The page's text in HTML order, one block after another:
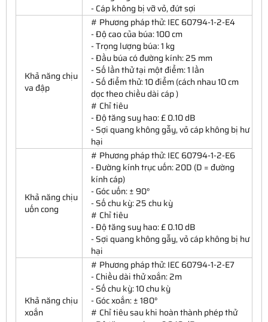
- Cáp không bị vỡ vỏ, đứt sợi
Khả năng chịu
va đập
# Phương pháp thử: IEC 60794-1-2-E4
- Độ cao của búa: 100 cm
- Trọng lượng búa: 1 kg
- Đầu búa có đường kính: 25 mm
- Số lần thử tại một điểm: 1 lần
- Số điểm thử: 10 điểm (cách nhau 10 cm
dọc theo chiều dài cáp )
# Chỉ tiêu
- Độ tăng suy hao: £ 0.10 dB
- Sợi quang không gẫy, vỏ cáp không bị hư
hại
Khả năng chịu
uốn cong
# Phương pháp thử: IEC 60794-1-2-E6
- Đường kính trục uốn: 20D (D = đường
kính cáp)
- Góc uốn: ± 90°
- Số chu kỳ: 25 chu kỳ
# Chỉ tiêu
- Độ tăng suy hao: £ 0.10 dB
- Sợi quang không gẫy, vỏ cáp không bị hư
hại
Khả năng chịu
xoắn
# Phương pháp thử: IEC 60794-1-2-E7
- Chiều dài thử xoắn: 2m
- Số chu kỳ: 10 chu kỳ
- Góc xoắn: ± 180°
# Chỉ tiêu sau khi hoàn thành phép thử